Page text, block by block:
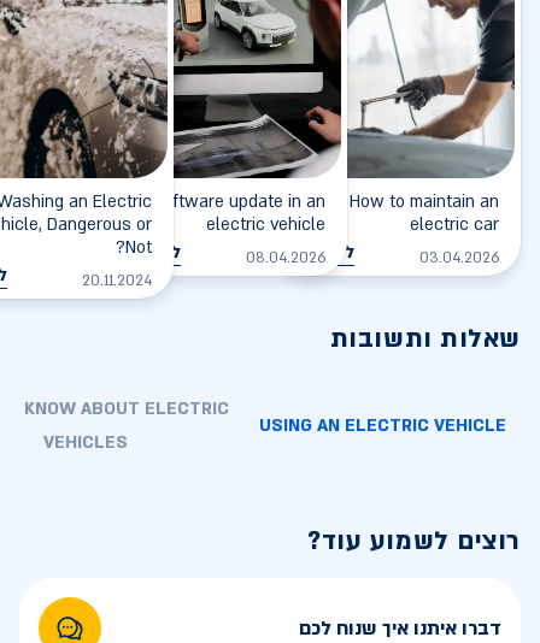
How to maintain an
electric car
03.04.2026 לקריאה
Software update in an
electric vehicle
08.04.2026 לקריאה
an Electric
Dangerous or
Not?
20.11.2024
שאלות ותשובות
USING AN ELECTRIC VEHICLE
KNOW ABOUT ELECTRIC
VEHICLES
רוצים לשמוע עוד?
דברו איתנו איך שנוח לכם